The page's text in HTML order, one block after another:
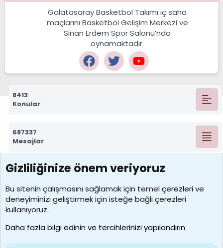
Galatasaray Basketbol Takımı iç saha
maçlarını Basketbol Gelişim Merkezi ve
Sinan Erdem Spor Salonu’nda
oynamaktadır.
8413
Konular
687337
Mesajlar
7390
Kullanıcılar
MosesBrownHayranı
Son üye
Gizliliğinize önem veriyoruz
Bu sitenin çalışmasını sağlamak için temelçerezlerive
deneyiminizi geliştirmek için isteğe bağlı çerezleri
kullanıyoruz.
Daha fazla bilgi edinin ve tercihlerinizi yapılandırın